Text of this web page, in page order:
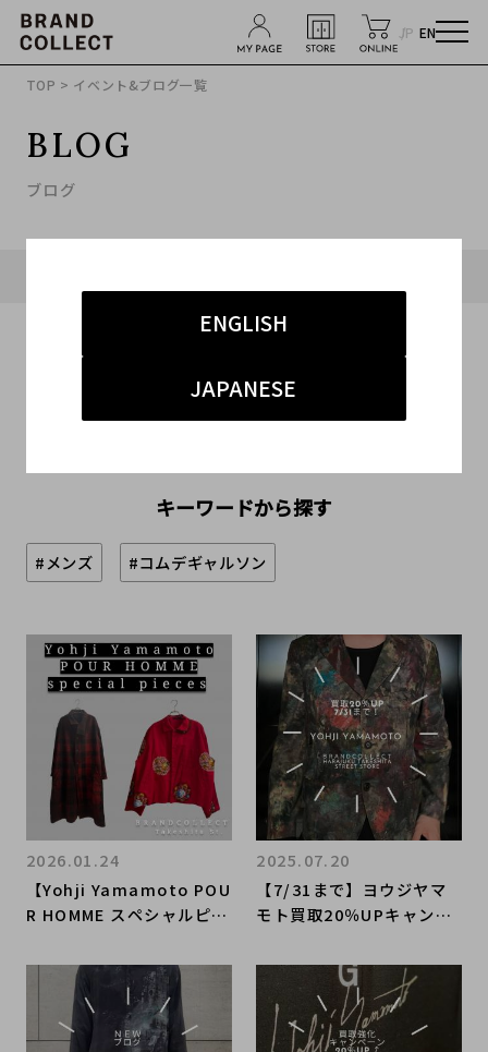
JP EN
ENGLISH
JAPANESE
TOP > イベント&ブログ一覧
BLOG
ブログ
キーワードから探す
#メンズ #コムデギャルソン
【Yohji Yamamoto POU
R HOMME スペシャルピー
ずめ/96SS 花と少年期 ブ
ランドコレクト原宿竹下通
り店のオススメアイテムを
ご紹介！
2026.01.24
【7/31まで】ヨウジヤマ
モト買取20％UPキャンペ
なら原宿竹下通り店にお任
せください！
2025.07.20